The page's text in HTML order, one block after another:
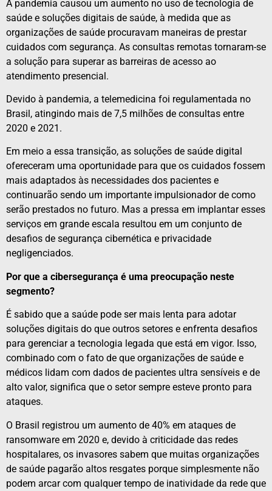
A pandemia causou um aumento no uso de tecnologia de
saúde e soluções digitais de saúde, à medida que as
organizações de saúde procuravam maneiras de prestar
cuidados com segurança. As consultas remotas tornaram-se
a solução para superar as barreiras de acesso ao
atendimento presencial.
Devido à pandemia, a telemedicina foi regulamentada no
Brasil, atingindo mais de 7,5 milhões de consultas entre
2020 e 2021.
Em meio a essa transição, as soluções de saúde digital
ofereceram uma oportunidade para que os cuidados fossem
mais adaptados às necessidades dos pacientes e
continuarão sendo um importante impulsionador de como
serão prestados no futuro. Mas a pressa em implantar esses
serviços em grande escala resultou em um conjunto de
desafios de segurança cibernética e privacidade
negligenciados.
Por que a cibersegurança é uma preocupação neste
segmento?
É sabido que a saúde pode ser mais lenta para adotar
soluções digitais do que outros setores e enfrenta desafios
para gerenciar a tecnologia legada que está em vigor. Isso,
combinado com o fato de que organizações de saúde e
médicos lidam com dados de pacientes ultra sensíveis e de
alto valor, significa que o setor sempre esteve pronto para
ataques.
O Brasil registrou um aumento de 40% em ataques de
ransomware em 2020 e, devido à criticidade das redes
hospitalares, os invasores sabem que muitas organizações
de saúde pagarão altos resgates porque simplesmente não
podem arcar com qualquer tempo de inatividade da rede que